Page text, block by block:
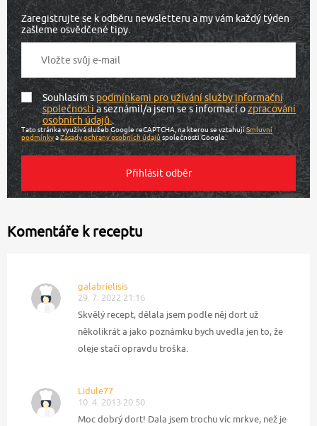
Zaregistrujte se k odběru newsletteru a my vám každý týden
zašleme osvědčené tipy.
Souhlasím spodmínkami pro užívání služby informační
společnostia seznámil/a jsem se s informací ozpracování
osobních údajů.
Tato stránka využívá služeb Google reCAPTCHA, na kterou se vztahujíSmluvní
podmínkyaZásady ochrany osobních údajůspolečnosti Google.
Komentáře k receptu
galabrielisis
29. 7. 2022 21:16
Skvělý recept, dělala jsem podle něj dort už
několikrát a jako poznámku bych uvedla jen to, že
oleje stačí opravdu troška.
Lidule77
10. 4. 2013 20:50
Moc dobrý dort! Dala jsem trochu víc mrkve, než je